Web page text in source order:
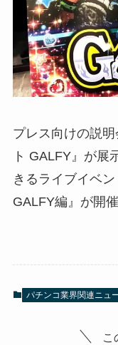
プレス向けの説
ト GALFY』が展
きるライブイベ
GALFY編』が開催
パチンコ業界関連ニュ
こ